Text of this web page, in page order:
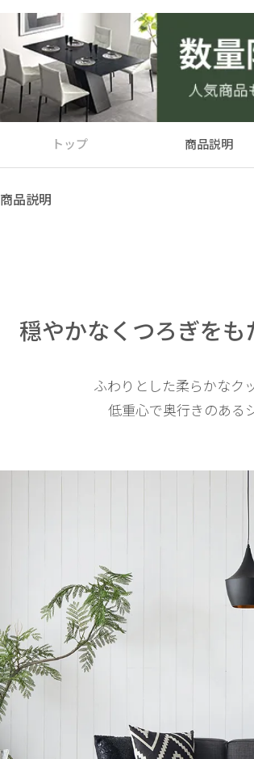
トップ 商品説明
商品説明
穏やかなくつろぎをも
ふわりとした柔らかなク
低重心で奥行きのある